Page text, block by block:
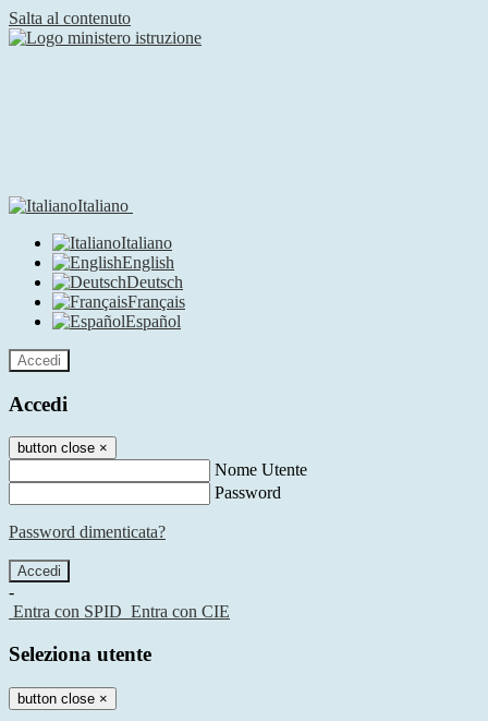
Salta al contenuto
Italiano
Italiano
English
Deutsch
Français
Español
Accedi
Accedi
button close ×
Nome Utente
Password
Password dimenticata?
-
Entra con SPID Entra con CIE
Seleziona utente
button close ×